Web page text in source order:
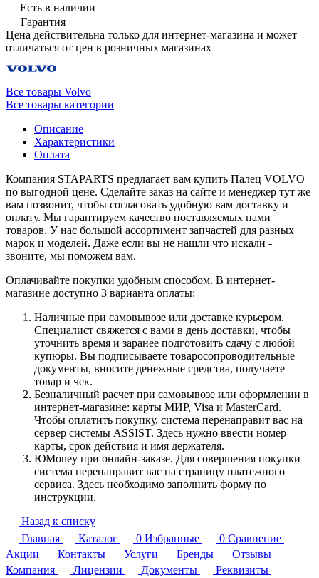
Есть в наличии
Гарантия
Цена действительна только для интернет-магазина и может
отличаться от цен в розничных магазинах
Все товары Volvo
Все товары категории
Описание
Характеристики
Оплата
Компания STAPARTS предлагает вам купить Палец VOLVO
по выгодной цене. Сделайте заказ на сайте и менеджер тут же
вам позвонит, чтобы согласовать удобную вам доставку и
оплату. Мы гарантируем качество поставляемых нами
товаров. У нас большой ассортимент запчастей для разных
марок и моделей. Даже если вы не нашли что искали -
звоните, мы поможем вам.
Оплачивайте покупки удобным способом. В интернет-
магазине доступно 3 варианта оплаты:
Наличные при самовывозе или доставке курьером.
Специалист свяжется с вами в день доставки, чтобы
уточнить время и заранее подготовить сдачу с любой
купюры. Вы подписываете товаросопроводительные
документы, вносите денежные средства, получаете
товар и чек.
Безналичный расчет при самовывозе или оформлении в
интернет-магазине: карты МИР, Visa и MasterCard.
Чтобы оплатить покупку, система перенаправит вас на
сервер системы ASSIST. Здесь нужно ввести номер
карты, срок действия и имя держателя.
ЮMoney при онлайн-заказе. Для совершения покупки
система перенаправит вас на страницу платежного
сервиса. Здесь необходимо заполнить форму по
инструкции.
Назад к списку
Главная
Каталог 0 Избранные 0 Сравнение
Акции
Контакты Услуги Бренды
Отзывы
Компания
Лицензии Документы
Реквизиты